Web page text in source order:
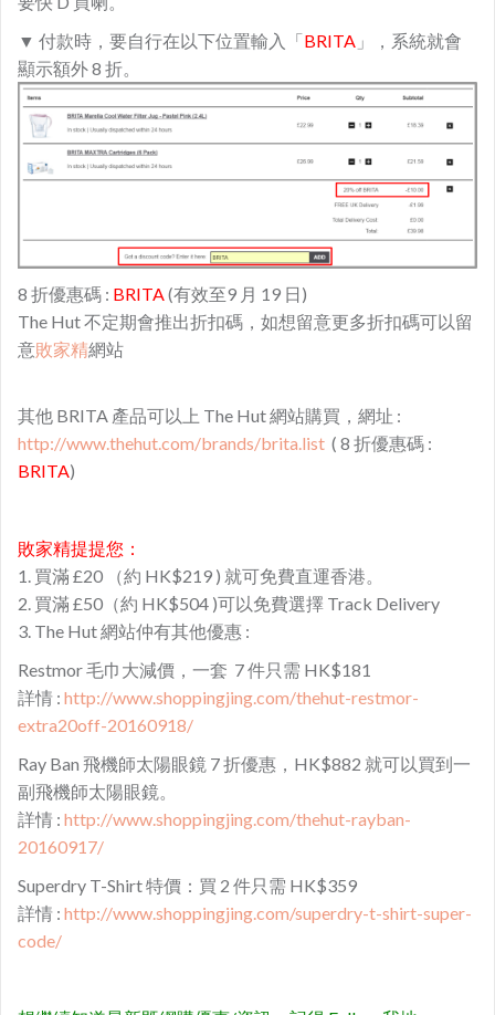
▼ 付款時，要自行在以下位置輸入「BRITA 」，系統就會
顯示額外 8 折。
8 折優惠碼 : BRITA(有效至9 月 19 日)
The Hut 不定期會推出折扣碼，如想留意更多折扣碼可以留
意敗家精網站
其他 BRITA 產品可以上 The Hut 網站購買，網址 :
http://www.thehut.com/brands/brita.list ( 8 折優惠碼 :
BRITA)
敗家精提提您：
1. 買滿 £20 （約 HK$219 ) 就可免費直運香港。
2. 買滿 £50（約 HK$504 )可以免費選擇 Track Delivery
3. The Hut 網站仲有其他優惠 :
Restmor 毛巾大減價，一套 7 件只需 HK$181
詳情 : http://www.shoppingjing.com/thehut-restmor-
extra20off-20160918/
​Ray Ban 飛機師太陽眼鏡 7 折優惠，HK$882 就可以買到一
副飛機師太陽眼鏡。
詳情 : http://www.shoppingjing.com/thehut-rayban-
20160917/
Superdry T-Shirt 特價：買 2 件只需 HK$359
詳情 : http://www.shoppingjing.com/superdry-t-shirt-super-
code/